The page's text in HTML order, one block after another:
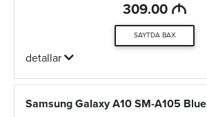
309.00 M
SAYTDA BAX
detallar
Samsung Galaxy A10 SM-A105 Blue